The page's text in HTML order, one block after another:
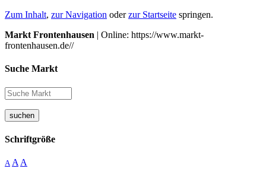
Zum Inhalt, zur Navigation oderzur Startseite springen.
Markt Frontenhausen | Online: https://www.markt-
frontenhausen.de//
Suche Markt
suchen
Schriftgröße
A A A